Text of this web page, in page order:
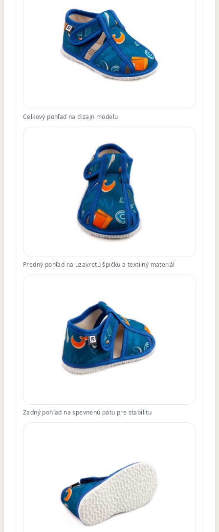
Celkový pohľad na dizajn modelu
Predný pohľad na uzavretú špičku a textilný materiál
Zadný pohľad na spevnenú pätu pre stabilitu